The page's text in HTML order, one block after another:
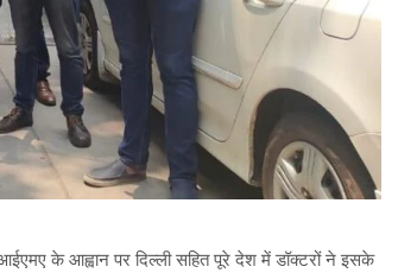
के आह्वान पर दिल्ली सहित पूरे देश में डॉक्टरों ने इसके